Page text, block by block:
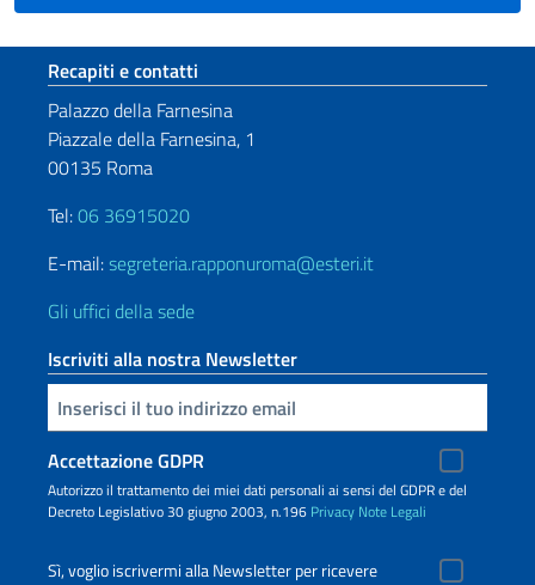
Sezione footer
Recapiti e contatti
Palazzo della Farnesina
Piazzale della Farnesina, 1
00135 Roma
Tel:06 36915020
E-mail:segreteria.rapponuroma@esteri.it
Gli uffici della sede
Iscriviti alla nostra Newsletter
Inserisci la tua email
Accettazione GDPR
Autorizzo il trattamento dei miei dati personali ai sensi del GDPR e del
Decreto Legislativo 30 giugno 2003, n.196 Privacy Note Legali
Sì, voglio iscrivermi alla Newsletter per ricevere